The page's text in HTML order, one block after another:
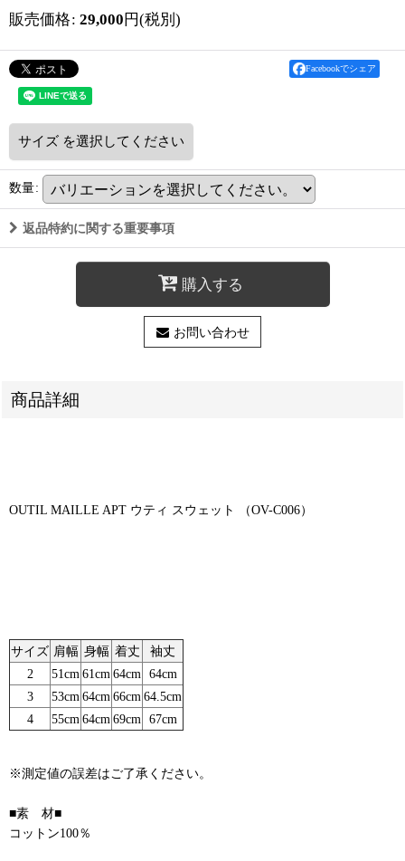
販売価格: 29,000 円(税別)
Facebookでシェア
サイズ を選択してください
数量:
返品特約に関する重要事項
購入する
お問い合わせ
商品詳細
OUTIL MAILLE APT ウティ スウェット （OV-C006）
サイズ 肩幅 身幅 着丈
袖丈
2
51cm 61cm 64cm
64cm
3
53cm 64cm 66cm 64.5cm
4
55cm 64cm 69cm 67cm
※測定値の誤差はご了承ください。
■素 材■
コットン100％